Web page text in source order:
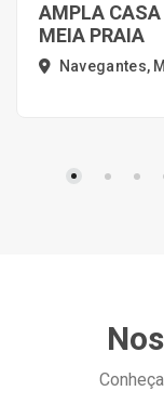
AMPLA CASA
MEIA PRAIA
Navegantes,